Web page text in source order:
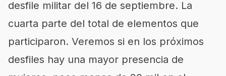
desfile militar del 16 de septiembre. La
cuarta parte del total de elementos que
participaron. Veremos si en los próximos
desfiles hay una mayor presencia de